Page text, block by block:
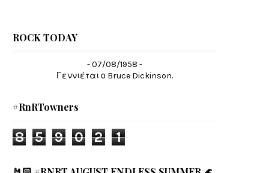
ROCK TODAY
- 07/08/1958 -
Γεννιέται ο Bruce Dickinson.
#RnRTowners
8 5 9 0 2 1